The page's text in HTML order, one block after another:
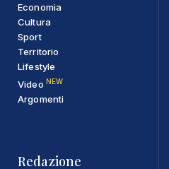
Economia
Cultura
Sport
Territorio
Lifestyle
Video NEW
Argomenti
Redazione